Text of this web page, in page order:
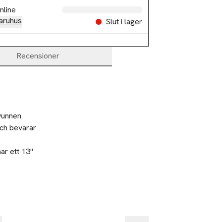
Slut i lager
Recensioner
bevarar
ett 13"